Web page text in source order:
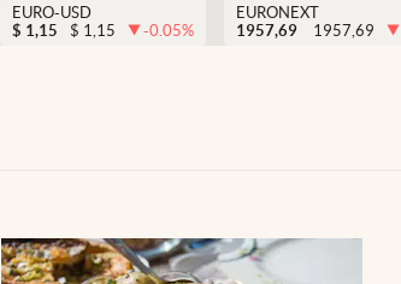
EURO-USD
$ 1,15 $ 1,15 -0.05%
EURONEXT
1957,69
1957,69